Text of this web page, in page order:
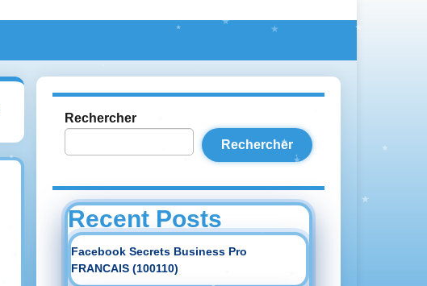
Rechercher
Rechercher
Recent Posts
Facebook Secrets Business Pro
FRANCAIS (100110)